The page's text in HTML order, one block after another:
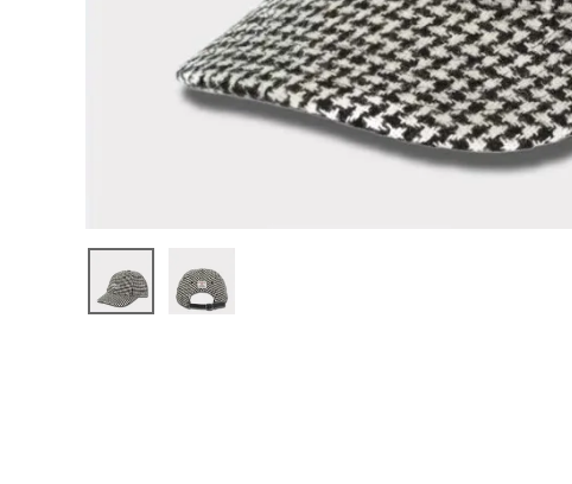
ニット帽・ビーニー
パンツ・ショーツ